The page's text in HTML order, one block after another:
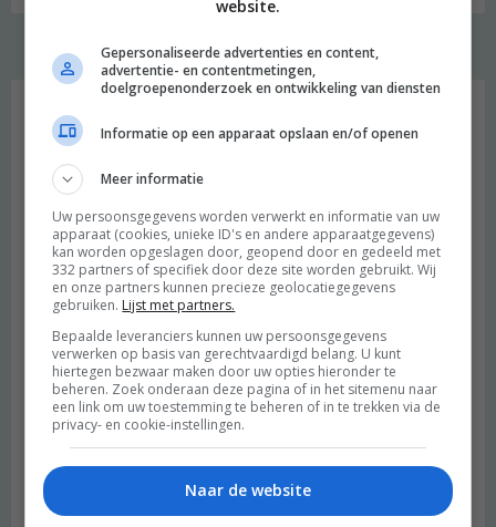
Welkom
website.
Gepersonaliseerde advertenties en content,
advertentie- en contentmetingen,
doelgroepenonderzoek en ontwikkeling van diensten
Informatie op een apparaat opslaan en/of openen
Meer informatie
Uw persoonsgegevens worden verwerkt en informatie van uw
apparaat (cookies, unieke ID's en andere apparaatgegevens)
kan worden opgeslagen door, geopend door en gedeeld met
332 partners of specifiek door deze site worden gebruikt. Wij
en onze partners kunnen precieze geolocatiegegevens
gebruiken. Lijst met partners.
Bepaalde leveranciers kunnen uw persoonsgegevens
verwerken op basis van gerechtvaardigd belang. U kunt
hiertegen bezwaar maken door uw opties hieronder te
beheren. Zoek onderaan deze pagina of in het sitemenu naar
een link om uw toestemming te beheren of in te trekken via de
privacy- en cookie-instellingen.
Naar de website